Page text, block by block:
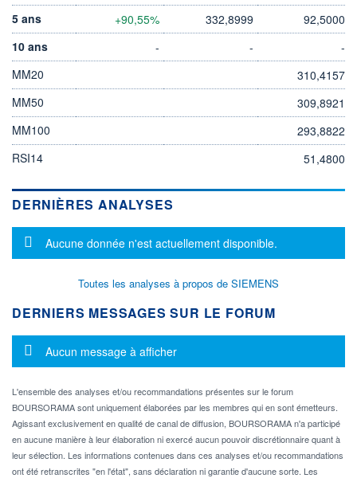
5 ans
+90,55% 332,8999
92,5000
10 ans
- -
-
MM20
310,4157
MM50
309,8921
MM100
293,8822
RSI14
51,4800
DERNIÈRES ANALYSES
Message d'information
Aucune donnée n'est actuellement disponible.
Toutes les analyses à propos de SIEMENS
DERNIERS MESSAGES SUR LE FORUM
Message d'information
Aucun message à afficher
L'ensemble des analyses et/ou recommandations présentes sur le forum
BOURSORAMA sont uniquement élaborées par les membres qui en sont émetteurs.
Agissant exclusivement en qualité de canal de diffusion, BOURSORAMA n'a participé
en aucune manière à leur élaboration ni exercé aucun pouvoir discrétionnaire quant à
leur sélection. Les informations contenues dans ces analyses et/ou recommandations
ont été retranscrites "en l'état", sans déclaration ni garantie d'aucune sorte. Les